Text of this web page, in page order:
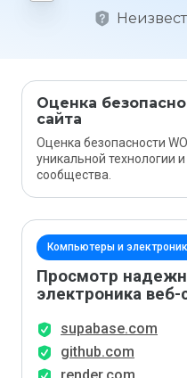
Оценка
сайта
Оценка безопасности
уникальной технологии
сообщества.
Компьютеры и
Просмотр
электроника веб-
supabase.com
github.com